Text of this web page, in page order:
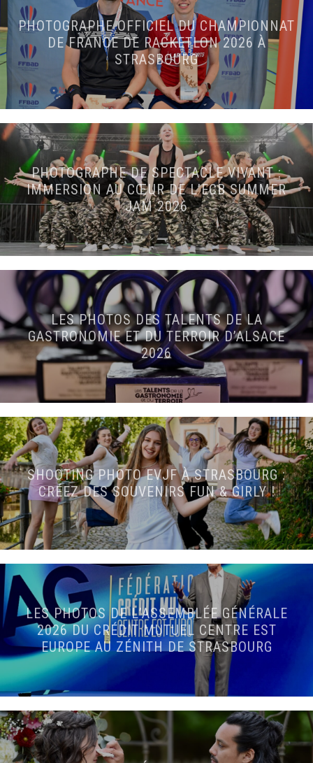
PHOTOGRAPHE OFFICIEL DU CHAMPIONNAT
DE FRANCE DE RACKETLON 2026 À
STRASBOURG
PHOTOGRAPHE DE SPECTACLE VIVANT :
IMMERSION AU CŒUR DE L’ECB SUMMER
JAM 2026
LES PHOTOS DES TALENTS DE LA
GASTRONOMIE ET DU TERROIR D’ALSACE
2026
SHOOTING PHOTO EVJF À STRASBOURG :
CRÉEZ DES SOUVENIRS FUN & GIRLY !
LES PHOTOS DE L’ASSEMBLÉE GÉNÉRALE
2026 DU CRÉDIT MUTUEL CENTRE EST
EUROPE AU ZÉNITH DE STRASBOURG